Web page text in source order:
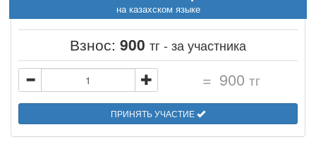
на казахском языке
Взнос: 900 тг - за участника
= 900 тг
ПРИНЯТЬ УЧАСТИЕ